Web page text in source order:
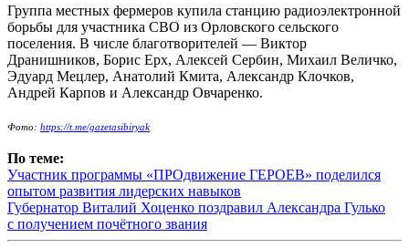
Группа местных фермеров купила станцию радиоэлектронной
борьбы для участника СВО из Орловского сельского
поселения. В числе благотворителей — Виктор
Дранишников, Борис Ерх, Алексей Сербин, Михаил Величко,
Эдуард Мецлер, Анатолий Кмита, Александр Клочков,
Андрей Карпов и Александр Овчаренко.
Фото: https://t.me/gazetasibiryak
По теме:
Участник программы «ПРОдвижение ГЕРОЕВ» поделился
опытом развития лидерских навыков
Губернатор Виталий Хоценко поздравил Александра Гулько
с получением почётного звания